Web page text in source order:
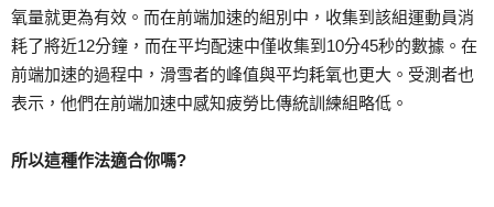
氧量就更為有效。而在前端加速的組別中，收集到該組運動員消
耗了將近12分鐘，而在平均配速中僅收集到10分45秒的數據。在
前端加速的過程中，滑雪者的峰值與平均耗氧也更大。受測者也
表示，他們在前端加速中感知疲勞比傳統訓練組略低。
所以這種作法適合你嗎?